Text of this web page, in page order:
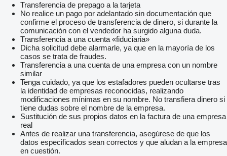
Transferencia de prepago a la tarjeta
No realice un pago por adelantado sin documentación que
confirme el proceso de transferencia de dinero, si durante la
comunicación con el vendedor ha surgido alguna duda.
Transferencia a una cuenta «fiduciaria»
Dicha solicitud debe alarmarle, ya que en la mayoría de los
casos se trata de fraudes.
Transferencia a una cuenta de una empresa con un nombre
similar
Tenga cuidado, ya que los estafadores pueden ocultarse tras
la identidad de empresas reconocidas, realizando
modificaciones mínimas en su nombre. No transfiera dinero si
tiene dudas sobre el nombre de la empresa.
Sustitución de sus propios datos en la factura de una empresa
real
Antes de realizar una transferencia, asegúrese de que los
datos especificados sean correctos y que aludan a la empresa
en cuestión.